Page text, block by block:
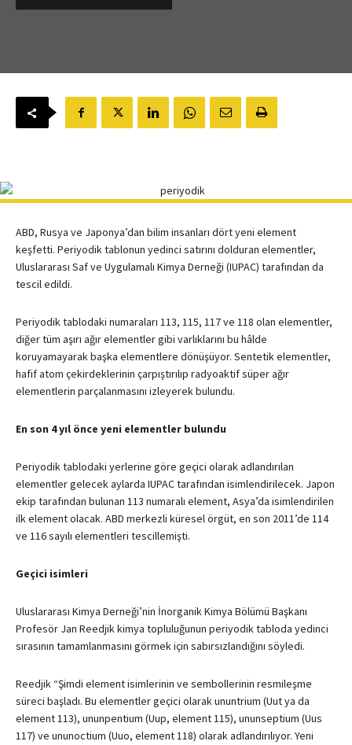
ABD, Rusya ve Japonya’dan bilim insanları dört yeni element
keşfetti. Periyodik tablonun yedinci satırını dolduran elementler,
Uluslararası Saf ve Uygulamalı Kimya Derneği (IUPAC) tarafından da
tescil edildi.
Periyodik tablodaki numaraları 113, 115, 117 ve 118 olan elementler,
diğer tüm aşırı ağır elementler gibi varlıklarını bu hâlde
koruyamayarak başka elementlere dönüşüyor. Sentetik elementler,
hafif atom çekirdeklerinin çarpıştırılıp radyoaktif süper ağır
elementlerin parçalanmasını izleyerek bulundu.
En son 4 yıl önce yeni elementler bulundu
Periyodik tablodaki yerlerine göre geçici olarak adlandırılan
elementler gelecek aylarda IUPAC tarafından isimlendirilecek. Japon
ekip tarafından bulunan 113 numaralı element, Asya’da isimlendirilen
ilk element olacak. ABD merkezli küresel örgüt, en son 2011’de 114
ve 116 sayılı elementleri tescillemişti.
Geçici isimleri
Uluslararası Kimya Derneği’nin İnorganik Kimya Bölümü Başkanı
Profesör Jan Reedjik kimya topluluğunun periyodik tabloda yedinci
sırasının tamamlanmasını görmek için sabırsızlandığını söyledi.
Reedjik “Şimdi element isimlerinin ve sembollerinin resmileşme
süreci başladı. Bu elementler geçici olarak ununtrium (Uut ya da
element 113), ununpentium (Uup, element 115), ununseptium (Uus
117) ve ununoctium (Uuo, element 118) olarak adlandırılıyor. Yeni